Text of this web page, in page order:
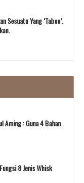
Sesuatu Yang ‘Taboo’.
Aming : Guna 4 Bahan
8 Jenis Whisk